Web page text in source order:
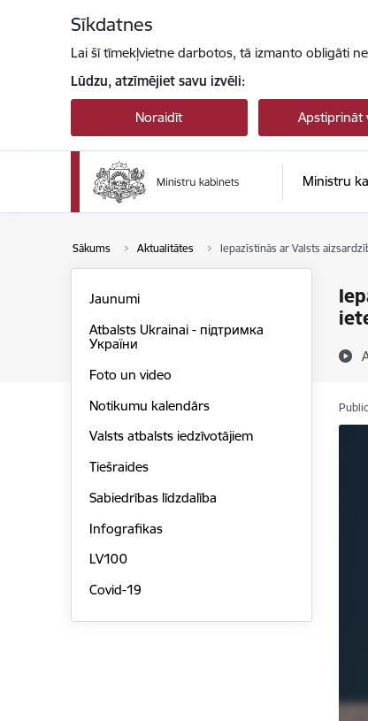
Sīkdatnes
Lai šī tīmekļvietne darbotos, tā izmanto obligāti
Lūdzu, atzīmējiet savu izvēli:
Noraidīt Apstiprināt
Ministru
Sākums Aktualitātes Iepazīstinās ar Valsts
Jaunumi
Atbalsts Ukrainai - підтримка
України
Foto un video
Notikumu kalendārs
Valsts atbalsts iedzīvotājiem
Tiešraides
Sabiedrības līdzdalība
Infografikas
LV100
Covid-19